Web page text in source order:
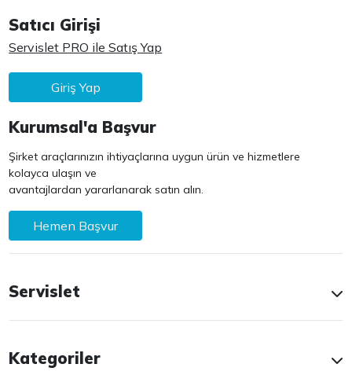
Satıcı Girişi
Servislet PRO ile Satış Yap
Giriş Yap
Kurumsal'a Başvur
Şirket araçlarınızın ihtiyaçlarına uygun ürün ve hizmetlere
kolayca ulaşın ve
avantajlardan yararlanarak satın alın.
Hemen Başvur
Servislet
Kategoriler